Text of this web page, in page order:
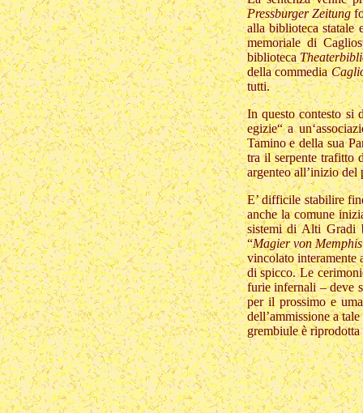
Pressburger Zeitung
alla biblioteca statale
memoriale di
biblioteca
della commedia
tutti.
In questo contesto si
egizie“ a
Tamino e della sua
tra il serpente trafitto
argenteo all’inizio del
E’ difficile stabilire
anche la comune
sistemi di Alti Gradi
“Magier von
vincolato interamente
di spicco. Le
furie infernali – deve
per il prossimo e
dell’ammissione a
grembiule è riprodotta